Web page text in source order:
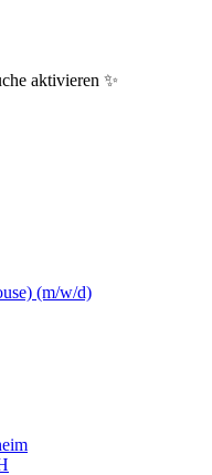
aktivieren ✨
(m/w/d)